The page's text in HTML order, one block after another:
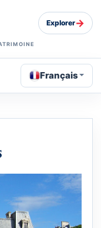
Explorer→
Français